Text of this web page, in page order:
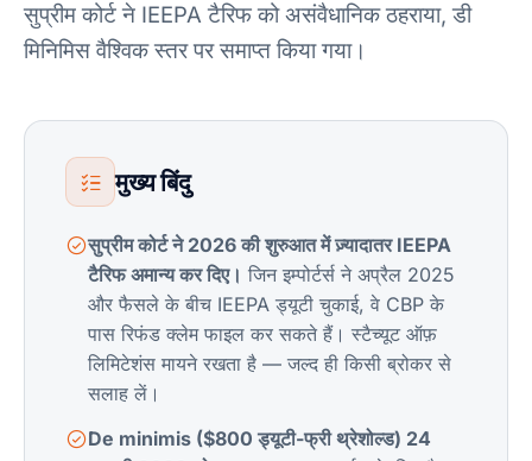
सुप्रीम कोर्ट ने IEEPA टैरिफ को असंवैधानिक ठहराया, डी
मिनिमिस वैश्विक स्तर पर समाप्त किया गया।
मुख्य बिंदु
सुप्रीम कोर्ट ने 2026 की शुरुआत में ज़्यादातर IEEPA
टैरिफ अमान्य कर दिए। जिन इम्पोर्टर्स ने अप्रैल 2025
और फैसले के बीच IEEPA ड्यूटी चुकाई, वे CBP के
पास रिफंड क्लेम फाइल कर सकते हैं। स्टैच्यूट ऑफ़
लिमिटेशंस मायने रखता है — जल्द ही किसी ब्रोकर से
सलाह लें।
De minimis ($800 ड्यूटी-फ्री थ्रेशोल्ड) 24